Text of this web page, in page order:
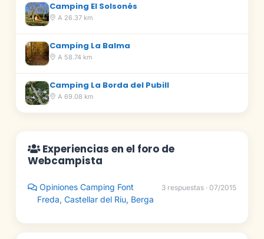
Camping El Solsonés
A 26.37 km
Camping La Balma
A 58.74 km
Camping La Borda del Pubill
A 69.08 km
Experiencias en el foro de
Webcampista
Opiniones Camping Font
Freda, Castellar del Riu, Berga
3 respuestas · 07/2015